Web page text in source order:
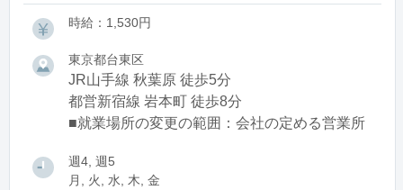
時給：1,530円
東京都台東区
JR山手線 秋葉原 徒歩5分
都営新宿線 岩本町 徒歩8分
■就業場所の変更の範囲：会社の定める営業所
週4, 週5
月, 火, 水, 木, 金